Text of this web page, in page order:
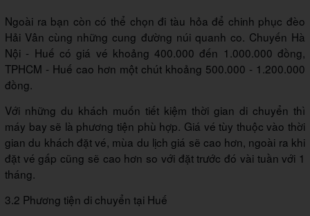
Ngoài ra bạn còn có thể chọn đi tàu hỏa để chinh phục đèo
Hải Vân cùng những cung đường núi quanh co. Chuyến Hà
Nội - Huế có giá vé khoảng 400.000 đến 1.000.000 đồng,
TPHCM - Huế cao hơn một chút khoảng 500.000 - 1.200.000
đồng.
Với những du khách muốn tiết kiệm thời gian di chuyển thì
máy bay sẽ là phương tiện phù hợp. Giá vé tùy thuộc vào thời
gian du khách đặt vé, mùa du lịch giá sẽ cao hơn, ngoài ra khi
đặt vé gấp cũng sẽ cao hơn so với đặt trước đó vài tuần với 1
tháng.
3.2 Phương tiện di chuyển tại Huế